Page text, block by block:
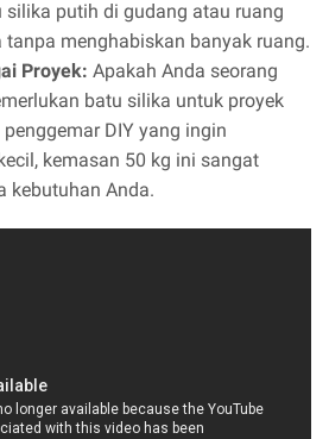
silika putih di gudang atau ruang
tanpa menghabiskan banyak ruang.
Proyek: Apakah Anda seorang
batu silika untuk proyek
DIY yang ingin
kemasan 50 kg ini sangat
kebutuhan Anda.